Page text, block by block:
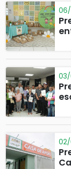
06/
03/
02/